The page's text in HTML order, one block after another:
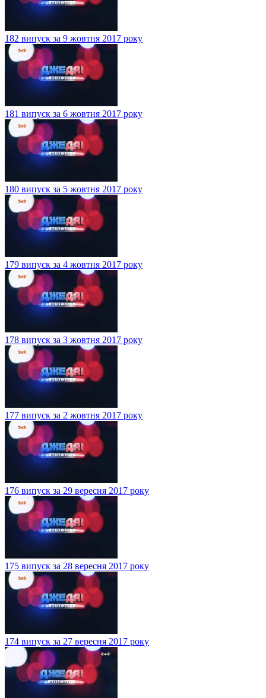
182 випуск за 9 жовтня 2017 року
181 випуск за 6 жовтня 2017 року
180 випуск за 5 жовтня 2017 року
179 випуск за 4 жовтня 2017 року
178 випуск за 3 жовтня 2017 року
177 випуск за 2 жовтня 2017 року
176 випуск за 29 вересня 2017 року
175 випуск за 28 вересня 2017 року
174 випуск за 27 вересня 2017 року